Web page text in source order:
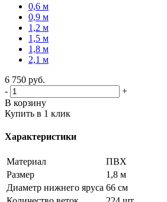
0,6 м
0,9 м
1,2 м
1,5 м
1,8 м
2,1 м
6 750 руб.
-
+
В корзину
Купить в 1 клик
Характеристики
Материал
ПВХ
Размер
1,8 м
Диаметр нижнего яруса 66 см